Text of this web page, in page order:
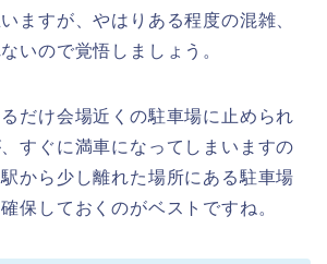
ますが、やはりある程度の混雑、
いので覚悟しましょう。
だけ会場近くの駐車場に止められ
すぐに満車になってしまいますの
から少し離れた場所にある駐車場
保しておくのがベストですね。